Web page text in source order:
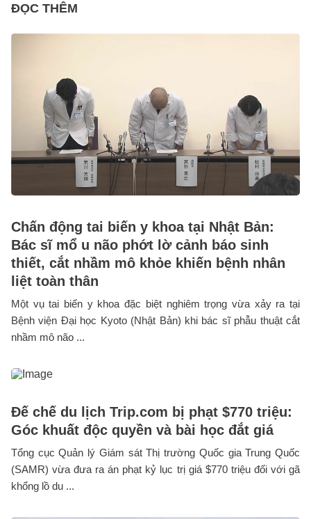
ĐỌC THÊM
Chấn động tai biến y khoa tại Nhật Bản:
Bác sĩ mổ u não phớt lờ cảnh báo sinh
thiết, cắt nhầm mô khỏe khiến bệnh nhân
liệt toàn thân
Một vụ tai biến y khoa đặc biệt nghiêm trọng vừa xảy ra tại
Bệnh viện Đại học Kyoto (Nhật Bản) khi bác sĩ phẫu thuật cắt
nhầm mô não ...
Đế chế du lịch Trip.com bị phạt $770 triệu:
Góc khuất độc quyền và bài học đắt giá
Tổng cục Quản lý Giám sát Thị trường Quốc gia Trung Quốc
(SAMR) vừa đưa ra án phạt kỷ lục trị giá $770 triệu đối với gã
khổng lồ du ...